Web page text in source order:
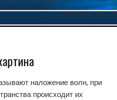
наложение волн, при
происходит их